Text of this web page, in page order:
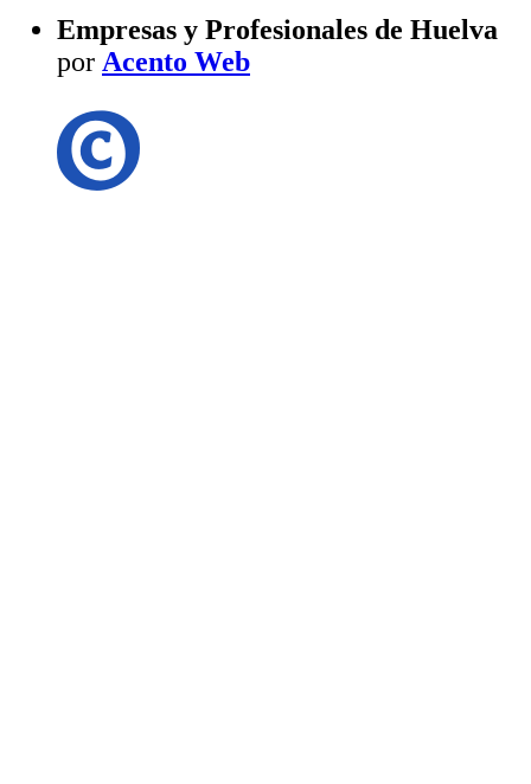
Empresas y Profesionales de Huelva
por Acento Web